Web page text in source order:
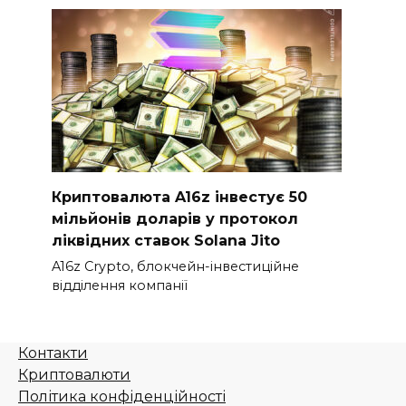
Криптовалюта A16z інвестує 50
мільйонів доларів у протокол
ліквідних ставок Solana Jito
A16z Crypto, блокчейн-інвестиційне
відділення компанії
Контакти
Криптовалюти
Політика конфіденційності